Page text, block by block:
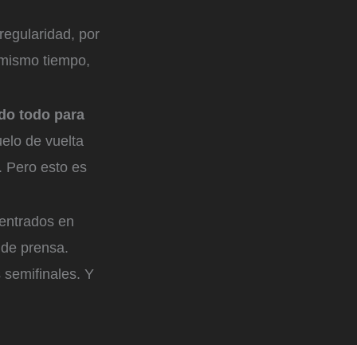
por
tiempo,
todo para
de vuelta
Pero esto es
en
prensa.
semifinales. Y